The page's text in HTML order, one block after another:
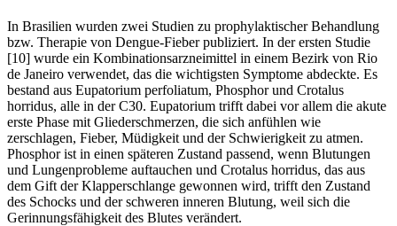
In Brasilien wurden zwei Studien zu prophylaktischer Behandlung
bzw. Therapie von Dengue-Fieber publiziert. In der ersten Studie
[10] wurde ein Kombinationsarzneimittel in einem Bezirk von Rio
de Janeiro verwendet, das die wichtigsten Symptome abdeckte. Es
bestand aus Eupatorium perfoliatum, Phosphor und Crotalus
horridus, alle in der C30. Eupatorium trifft dabei vor allem die akute
erste Phase mit Gliederschmerzen, die sich anfühlen wie
zerschlagen, Fieber, Müdigkeit und der Schwierigkeit zu atmen.
Phosphor ist in einen späteren Zustand passend, wenn Blutungen
und Lungenprobleme auftauchen und Crotalus horridus, das aus
dem Gift der Klapperschlange gewonnen wird, trifft den Zustand
des Schocks und der schweren inneren Blutung, weil sich die
Gerinnungsfähigkeit des Blutes verändert.